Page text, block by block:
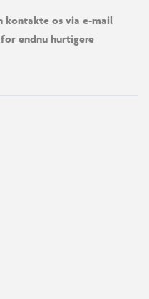
os via e-mail
endnu hurtigere